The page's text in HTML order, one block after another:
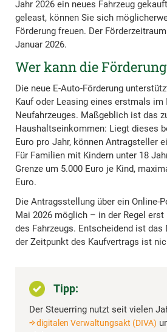
Jahr 2026 ein neues Fahrzeug
geleast, können Sie sich
Förderung freuen. Der
Januar 2026.
Wer kann die
Die neue E-Auto-Förderung
Kauf oder Leasing eines erstmals im
Neufahrzeuges. Maßgeblich ist das
Haushaltseinkommen: Liegt dieses
Euro pro Jahr, können Antragsteller
Für Familien mit Kindern unter 18
Grenze um 5.000 Euro je Kind,
Euro.
Die Antragsstellung über ein Online-
Mai 2026 möglich – in der Regel erst
des Fahrzeugs. Entscheidend ist das
der Zeitpunkt des Kaufvertrags ist
Tipp:
Der Steuerring nutzt seit vielen
digitalen Verwaltungsakt (DIVA)